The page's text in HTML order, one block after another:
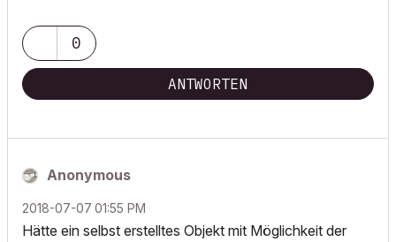
0
ANTWORTEN
Anonymous
‎2018-07-07 01:55 PM
Hätte ein selbst erstelltes Objekt mit Möglichkeit der